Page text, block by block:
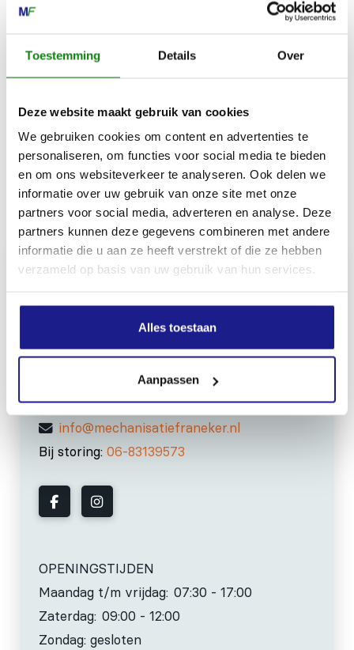
Toestemming Details Over
Deze website maakt gebruik van cookies
We gebruiken cookies om content en advertenties te
personaliseren, om functies voor social media te bieden
en om ons websiteverkeer te analyseren. Ook delen we
informatie over uw gebruik van onze site met onze
partners voor social media, adverteren en analyse. Deze
partners kunnen deze gegevens combineren met andere
informatie die u aan ze heeft verstrekt of die ze hebben
verzameld op basis van uw gebruik van hun services.
Alles toestaan
Aanpassen
89 % polyester, 11 % elastaan
Snijbeschermingsklasse
1
Inhoud door
MECHANISATIE FRANEKER
8801 RD Franeker
0517-396800
info@mechanisatiefraneker.nl
Bij storing: 06-83139573
OPENINGSTIJDEN
Maandag t/m vrijdag: 07:30 - 17:00
Zaterdag: 09:00 - 12:00
Zondag: gesloten